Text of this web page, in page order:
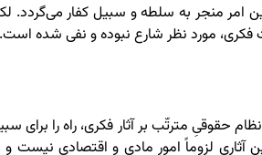
امر منجر به سلطه و سبیل کفار می‌گردد.
مورد نظر شارع نبوده و نفی شده است.
مترتّب بر آثار فکری، راه را برای
آثاری لزوماً امور مادی و اقتصادی نیست و